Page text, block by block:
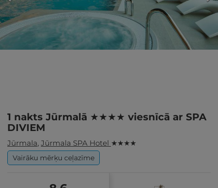
PĒRKU
1 nakts Jūrmalā ★★★★ viesnīcā ar SPA
DIVIEM
Jūrmala, Jūrmala SPA Hotel ★ ★ ★ ★
Vairāku mērķu ceļazīme